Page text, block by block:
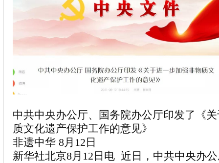
中共中央办公厅、国务院办公厅印发了《
质文化遗产保护工作的意见》
非遗中华 8月12日
新华社北京8月12日电 近日，中共中央办